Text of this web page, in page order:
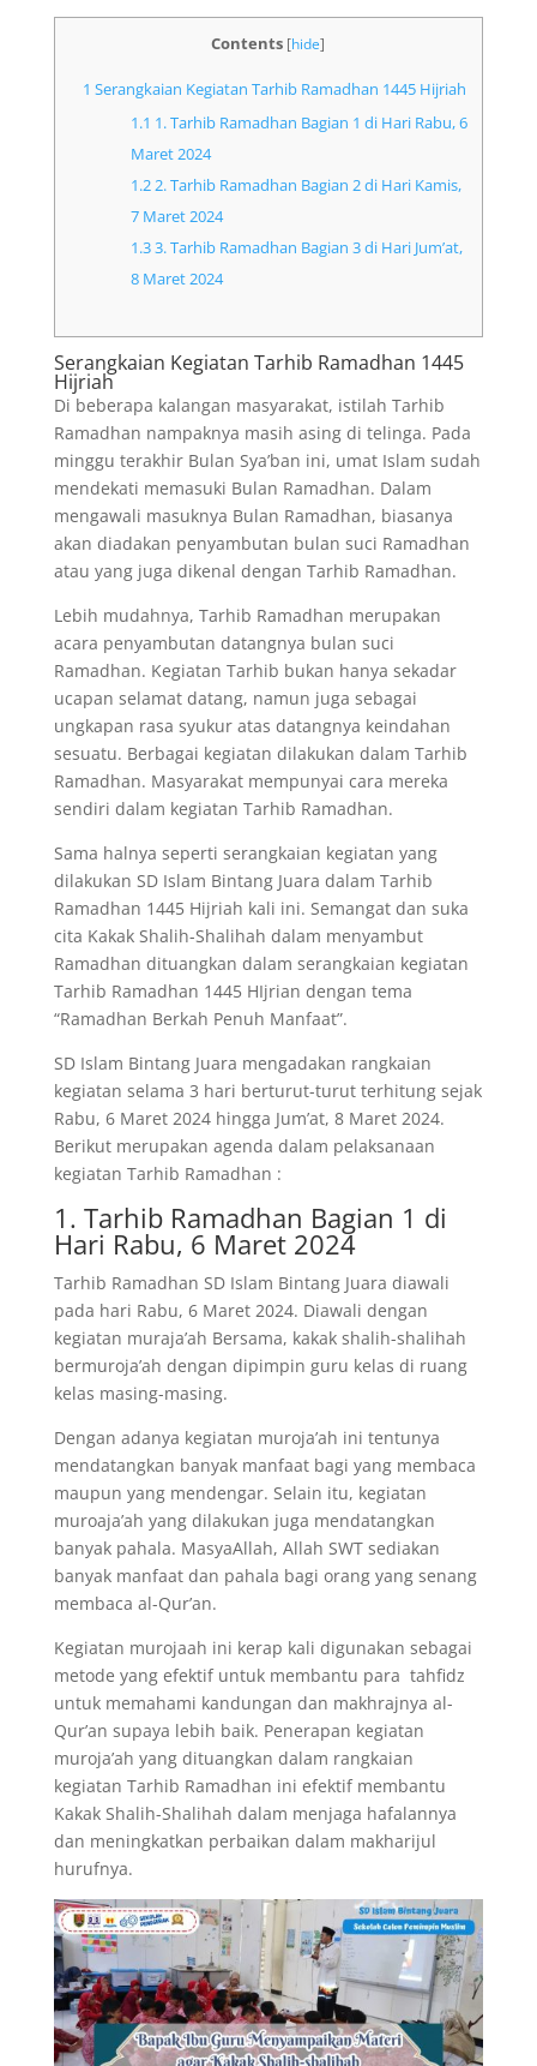
Contents [hide]
1 Serangkaian Kegiatan Tarhib Ramadhan 1445 Hijriah
1.1 1. Tarhib Ramadhan Bagian 1 di Hari Rabu, 6
Maret 2024
1.22. Tarhib Ramadhan Bagian 2 di Hari Kamis,
7 Maret 2024
1.33. Tarhib Ramadhan Bagian 3 di Hari Jum’at,
8 Maret 2024
Serangkaian Kegiatan Tarhib Ramadhan 1445
Hijriah
Di beberapa kalangan masyarakat, istilah Tarhib
Ramadhan nampaknya masih asing di telinga. Pada
minggu terakhir Bulan Sya’ban ini, umat Islam sudah
mendekati memasuki Bulan Ramadhan. Dalam
mengawali masuknya Bulan Ramadhan, biasanya
akan diadakan penyambutan bulan suci Ramadhan
atau yang juga dikenal dengan Tarhib Ramadhan.
Lebih mudahnya, Tarhib Ramadhan merupakan
acara penyambutan datangnya bulan suci
Ramadhan. Kegiatan Tarhib bukan hanya sekadar
ucapan selamat datang, namun juga sebagai
ungkapan rasa syukur atas datangnya keindahan
sesuatu. Berbagai kegiatan dilakukan dalam Tarhib
Ramadhan. Masyarakat mempunyai cara mereka
sendiri dalam kegiatan Tarhib Ramadhan.
Sama halnya seperti serangkaian kegiatan yang
dilakukan SD Islam Bintang Juara dalam Tarhib
Ramadhan 1445 Hijriah kali ini. Semangat dan suka
cita Kakak Shalih-Shalihah dalam menyambut
Ramadhan dituangkan dalam serangkaian kegiatan
Tarhib Ramadhan 1445 HIjrian dengan tema
“Ramadhan Berkah Penuh Manfaat”.
SD Islam Bintang Juara mengadakan rangkaian
kegiatan selama 3 hari berturut-turut terhitung sejak
Rabu, 6 Maret 2024 hingga Jum’at, 8 Maret 2024.
Berikut merupakan agenda dalam pelaksanaan
kegiatan Tarhib Ramadhan :
1. Tarhib Ramadhan Bagian 1 di
Hari Rabu, 6 Maret 2024
Tarhib Ramadhan SD Islam Bintang Juara diawali
pada hari Rabu, 6 Maret 2024. Diawali dengan
kegiatan muraja’ah Bersama, kakak shalih-shalihah
bermuroja’ah dengan dipimpin guru kelas di ruang
kelas masing-masing.
Dengan adanya kegiatan muroja’ah ini tentunya
mendatangkan banyak manfaat bagi yang membaca
maupun yang mendengar. Selain itu, kegiatan
muroaja’ah yang dilakukan juga mendatangkan
banyak pahala. MasyaAllah, Allah SWT sediakan
banyak manfaat dan pahala bagi orang yang senang
membaca al-Qur’an.
Kegiatan murojaah ini kerap kali digunakan sebagai
metode yang efektif untuk membantu para tahfidz
untuk memahami kandungan dan makhrajnya al-
Qur’an supaya lebih baik. Penerapan kegiatan
muroja’ah yang dituangkan dalam rangkaian
kegiatan Tarhib Ramadhan ini efektif membantu
Kakak Shalih-Shalihah dalam menjaga hafalannya
dan meningkatkan perbaikan dalam makharijul
hurufnya.